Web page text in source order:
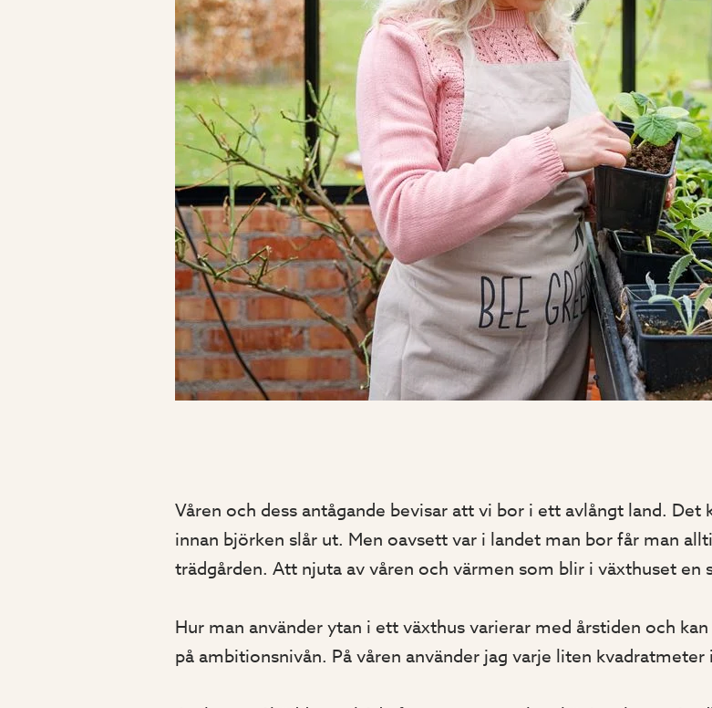
Våren och dess antågande bevisar att vi bor i ett avlångt land.
innan björken slår ut. Men oavsett var i landet man bor får man
trädgården. Att njuta av våren och värmen som blir i växthuset en
Hur man använder ytan i ett växthus varierar med årstiden och
på ambitionsnivån. På våren använder jag varje liten